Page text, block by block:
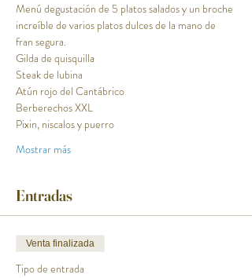
Menú degustación de 5 platos salados y un broche
increíble de varios platos dulces de la mano de
fran segura.
Gilda de quisquilla
Steak de lubina
Atún rojo del Cantábrico
Berberechos XXL
Pixin, niscalos y puerro
Mostrar más
Entradas
Venta finalizada
Tipo de entrada